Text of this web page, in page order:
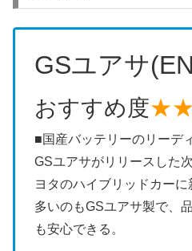
GSユアサ
おすすめ度
■国産バッテリーのリーデ
GSユアサがリリースした
ヨタのハイブリッドカー
多いのもGSユアサ製で、
も安心できる。